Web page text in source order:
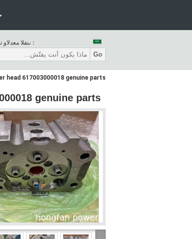
المبيعات
Go
head 617003000018 genuine parts
genuine parts